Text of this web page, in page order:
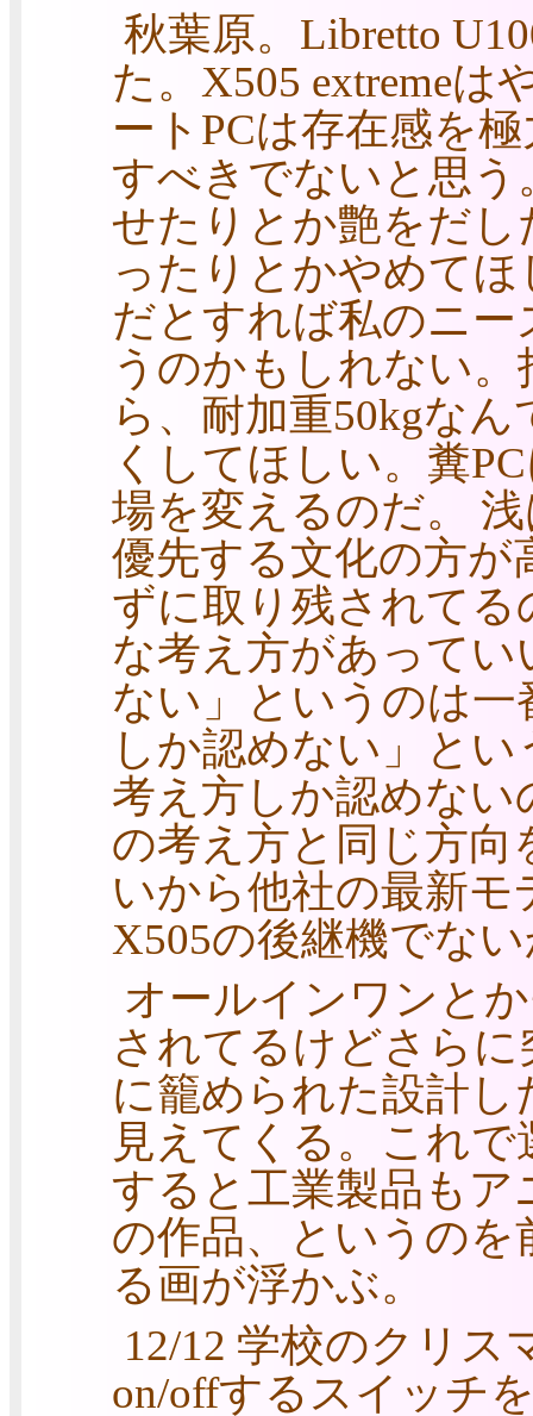
秋葉原。Libretto
た。X505 extreme
ートPCは存在感を
すべきでないと思
せたりとか艶をだ
ったりとかやめて
だとすれば私のニ
うのかもしれない
ら、耐加重50kgな
くしてほしい。糞
場を変えるのだ。
優先する文化の方が
ずに取り残されて
な考え方があって
ない」というのは
しか認めない」と
考え方しか認めない
の考え方と同じ方
いから他社の最新
X505の後継機でな
オールインワンと
されてるけどさら
に籠められた設計
見えてくる。これ
すると工業製品も
の作品、というの
る画が浮かぶ。
12/12 学校のクリス
on/offするスイッチ